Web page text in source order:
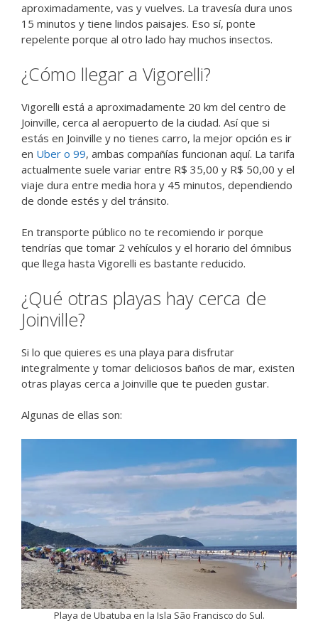
aproximadamente, vas y vuelves. La travesía dura unos
15 minutos y tiene lindos paisajes. Eso sí, ponte
repelente porque al otro lado hay muchos insectos.
¿Cómo llegar a Vigorelli?
Vigorelli está a aproximadamente 20 km del centro de
Joinville, cerca al aeropuerto de la ciudad. Así que si
estás en Joinville y no tienes carro, la mejor opción es ir
en Uber o 99, ambas compañías funcionan aquí. La tarifa
actualmente suele variar entre R$ 35,00 y R$ 50,00 y el
viaje dura entre media hora y 45 minutos, dependiendo
de donde estés y del tránsito.
En transporte público no te recomiendo ir porque
tendrías que tomar 2 vehículos y el horario del ómnibus
que llega hasta Vigorelli es bastante reducido.
¿Qué otras playas hay cerca de
Joinville?
Si lo que quieres es una playa para disfrutar
integralmente y tomar deliciosos baños de mar, existen
otras playas cerca a Joinville que te pueden gustar.
Algunas de ellas son:
Playa de Ubatuba en la Isla São Francisco do Sul.